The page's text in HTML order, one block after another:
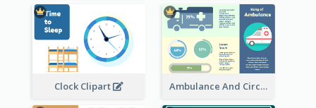
Clock Clipart Ambulance And Circular Informative Report